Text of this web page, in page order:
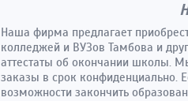
Наша фирма предлагает
колледжей и ВУЗов Тамбова и
аттестаты об окончании школы.
заказы в срок конфиденциально.
возможности закончить